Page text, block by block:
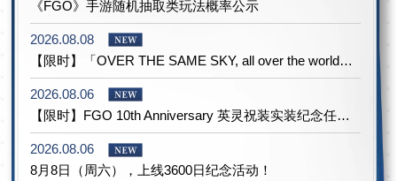
《FGO》手游随机抽取类玩法概率公示
2026.08.08
【限时】「OVER THE SAME SKY, all over the world」纪念登录奖励！
2026.08.06
【限时】FGO 10th Anniversary 英灵祝装实装纪念任务！
2026.08.06
8月8日（周六），上线3600日纪念活动！